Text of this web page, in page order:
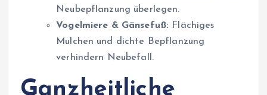
Neubepflanzung überlegen.
Vogelmiere & Gänsefuß: Flächiges
Mulchen und dichte Bepflanzung
verhindern Neubefall.
Ganzheitliche